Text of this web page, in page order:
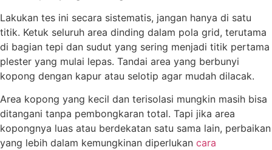
Lakukan tes ini secara sistematis, jangan hanya di satu
titik. Ketuk seluruh area dinding dalam pola grid, terutama
di bagian tepi dan sudut yang sering menjadi titik pertama
plester yang mulai lepas. Tandai area yang berbunyi
kopong dengan kapur atau selotip agar mudah dilacak.
Area kopong yang kecil dan terisolasi mungkin masih bisa
ditangani tanpa pembongkaran total. Tapi jika area
kopongnya luas atau berdekatan satu sama lain, perbaikan
yang lebih dalam kemungkinan diperlukan cara